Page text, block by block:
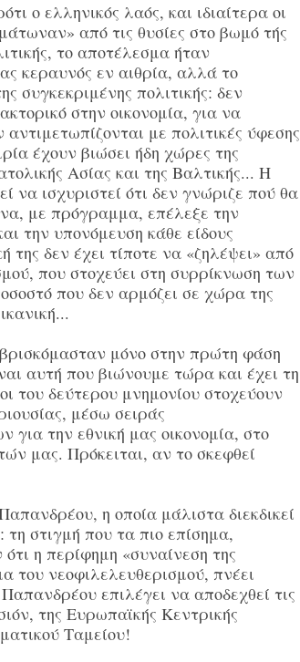
ο ελληνικός λαός, και ιδιαίτερα οι
από τις θυσίες στο βωμό τής
το αποτέλεσμα ήταν
κεραυνός εν αιθρία, αλλά το
συγκεκριμένης πολιτικής: δεν
στην οικονομία, για να
αντιμετωπίζονται με πολιτικές ύφεσης
έχουν βιώσει ήδη χώρες της
Ασίας και της Βαλτικής... Η
να ισχυριστεί ότι δεν γνώριζε πού θα
με πρόγραμμα, επέλεξε την
την υπονόμευση κάθε είδους
της δεν έχει τίποτε να «ζηλέψει» από
που στοχεύει στη συρρίκνωση των
που δεν αρμόζει σε χώρα της
μόνο στην πρώτη φάση
αυτή που βιώνουμε τώρα και έχει τη
του δεύτερου μνημονίου στοχεύουν
μέσω σειράς
για την εθνική μας οικονομία, στο
μας. Πρόκειται, αν το σκεφθεί
η οποία μάλιστα διεκδικεί
τη στιγμή που τα πιο επίσημα,
η περίφημη «συναίνεση της
του νεοφιλελευθερισμού, πνέει
επιλέγει να αποδεχθεί τις
της Ευρωπαϊκής Κεντρικής
Ταμείου!